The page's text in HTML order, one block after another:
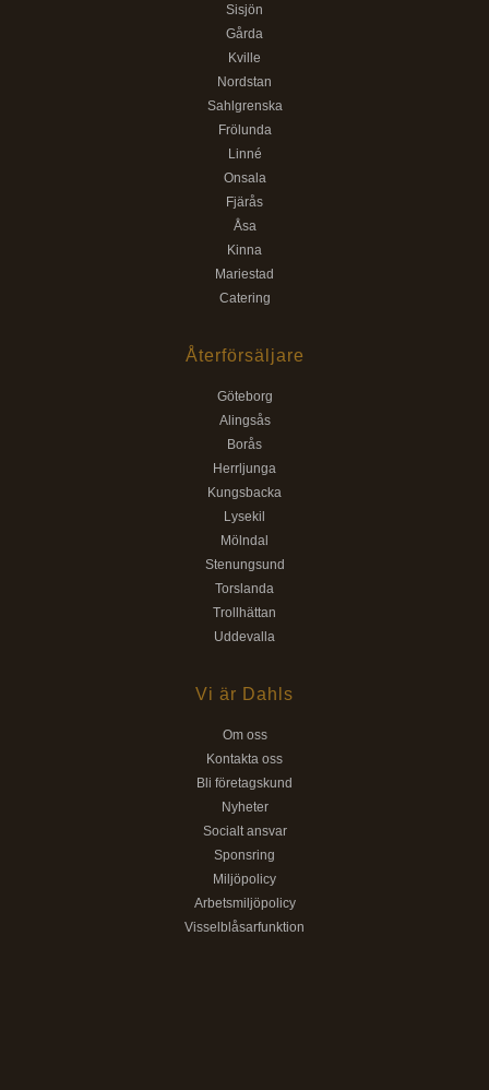
Sisjön
Gårda
Kville
Nordstan
Sahlgrenska
Frölunda
Linné
Onsala
Fjärås
Åsa
Kinna
Mariestad
Catering
Återförsäljare
Göteborg
Alingsås
Borås
Herrljunga
Kungsbacka
Lysekil
Mölndal
Stenungsund
Torslanda
Trollhättan
Uddevalla
Vi är Dahls
Om oss
Kontakta oss
Bli företagskund
Nyheter
Socialt ansvar
Sponsring
Miljöpolicy
Arbetsmiljöpolicy
Visselblåsarfunktion